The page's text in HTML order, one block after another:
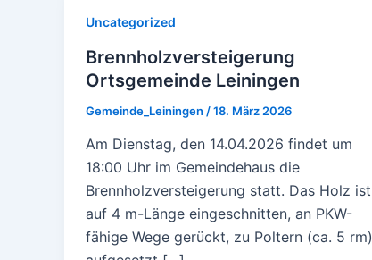
Uncategorized
Brennholzversteigerung
Ortsgemeinde Leiningen
Gemeinde_Leiningen /18. März 2026
Am Dienstag, den 14.04.2026 findet um
18:00 Uhr im Gemeindehaus die
Brennholzversteigerung statt. Das Holz ist
auf 4 m-Länge eingeschnitten, an PKW-
fähige Wege gerückt, zu Poltern (ca. 5 rm)